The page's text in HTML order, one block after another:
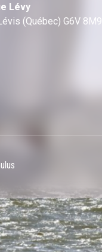
Lévy
(Québec) G6V 8M9